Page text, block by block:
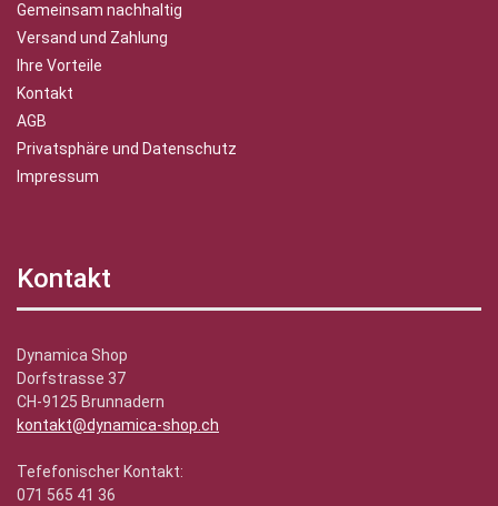
Gemeinsam nachhaltig
Versand und Zahlung
Ihre Vorteile
Kontakt
AGB
Privatsphäre und Datenschutz
Impressum
Kontakt
Dynamica Shop
Dorfstrasse 37
CH-9125 Brunnadern
kontakt@dynamica-shop.ch
Tefefonischer Kontakt:
071 565 41 36